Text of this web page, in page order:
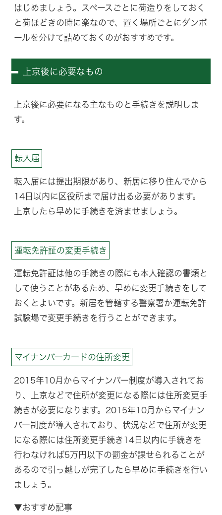
はじめましょう。スペースごとに荷造りをしておく
と荷ほどきの時に楽なので、置く場所ごとにダンボ
ールを分けて詰めておくのがおすすめです。
上京後に必要なもの
上京後に必要になる主なものと手続きを説明しま
す。
転入届
転入届には提出期限があり、新居に移り住んでから
14日以内に区役所まで届け出る必要があります。
上京したら早めに手続きを済ませましょう。
運転免許証の変更手続き
運転免許証は他の手続きの際にも本人確認の書類と
して使うことがあるため、早めに変更手続きをして
おくとよいです。新居を管轄する警察署か運転免許
試験場で変更手続きを行うことができます。
マイナンバーカードの住所変更
2015年10月からマイナンバー制度が導入されてお
り、上京などで住所が変更になる際には住所変更手
続きが必要になります。2015年10月からマイナン
バー制度が導入されており、状況などで住所が変更
になる際には住所変更手続き14日以内に手続きを
行わなければ5万円以下の罰金が課せられることが
あるので引っ越しが完了したら早めに手続きを行い
ましょう。
▼おすすめ記事